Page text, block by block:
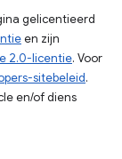
gelicentieerd
en zijn
2.0-licentie. Voor
sitebeleid.
en/of diens